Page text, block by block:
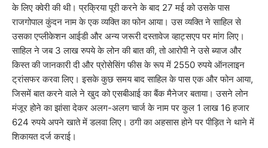
के लिए क्वेरी की थी। प्रक्रिया पूरी करने के बाद 27 मई को उसके पास
राजगोपाल कुंदन नाम के एक व्यक्ति का फोन आया। उस व्यक्ति ने साहिल से
उसका एप्लीकेशन आईडी और अन्य जरूरी दस्तावेज व्हाट्सएप पर मांग लिए। ​
साहिल ने जब 3 लाख रुपये के लोन की बात की, तो आरोपी ने उसे ब्याज और
किस्त की जानकारी दी और प्रोसेसिंग फीस के रूप में 2550 रुपये ऑनलाइन
ट्रांसफर करवा लिए। इसके कुछ समय बाद साहिल के पास एक और फोन आया,
जिसमें बात करने वाले ने खुद को एसबीआई का बैंक मैनेजर बताया। उसने लोन
मंजूर होने का झांसा देकर अलग-अलग चार्ज के नाम पर कुल 1 लाख 16 हजार
624 रुपये अपने खाते में डलवा लिए। ठगी का अहसास होने पर पीड़ित ने थाने में
शिकायत दर्ज कराई।